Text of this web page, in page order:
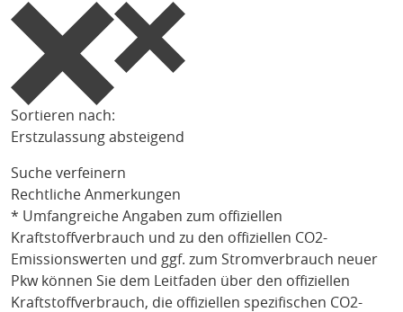
Sortieren nach:
Erstzulassung absteigend
Suche verfeinern
Rechtliche Anmerkungen
* Umfangreiche Angaben zum offiziellen
Kraftstoffverbrauch und zu den offiziellen CO2-
Emissionswerten und ggf. zum Stromverbrauch neuer
Pkw können Sie dem Leitfaden über den offiziellen
Kraftstoffverbrauch, die offiziellen spezifischen CO2-